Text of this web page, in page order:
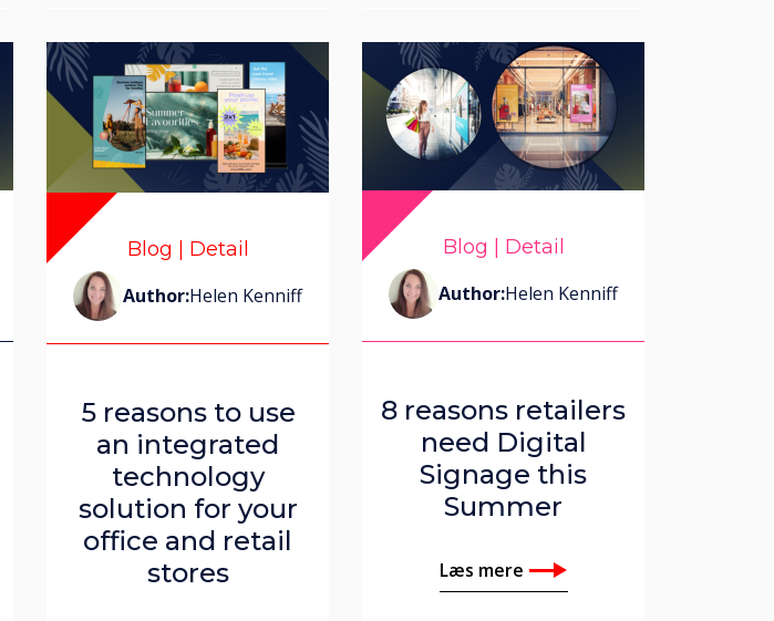
Blog | Detail
Author:Helen Kenniff
5 reasons to use
an integrated
technology
solution for your
office and retail
stores
Blog | Detail
Author:Helen Kenniff
8 reasons retailers
need Digital
Signage this
Summer
Læs mere